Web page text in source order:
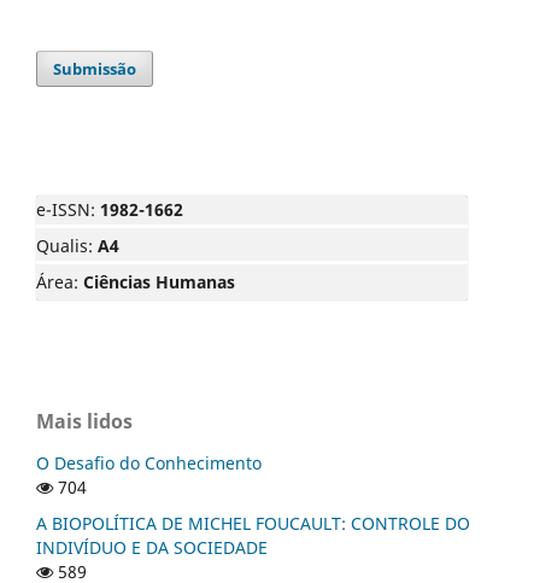
Submissão
e-ISSN: 1982-1662
Qualis: A4
Área: Ciências Humanas
Mais lidos
O Desafio do Conhecimento
704
A BIOPOLÍTICA DE MICHEL FOUCAULT: CONTROLE DO
INDIVÍDUO E DA SOCIEDADE
589